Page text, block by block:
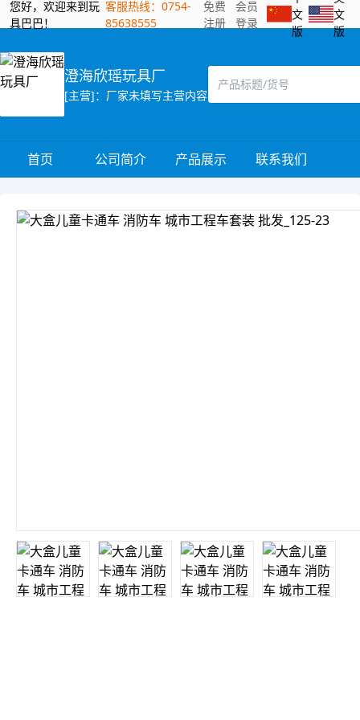
您好，欢迎来到玩
具巴巴！
客服热线：0754-
85638555
免费
注册
会员
登录
文
版
文
版
澄海欣瑶玩具厂
[主营]：厂家未填写主营内容
首页 公司简介 产品展示 联系我们